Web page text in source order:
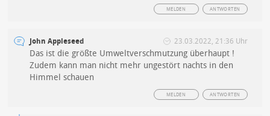
ANTWORTEN
MELDEN
John Appleseed 23.03.2022, 21:36 Uhr
Das ist die größte Umweltverschmutzung überhaupt !
Zudem kann man nicht mehr ungestört nachts in den
Himmel schauen
ANTWORTEN
MELDEN